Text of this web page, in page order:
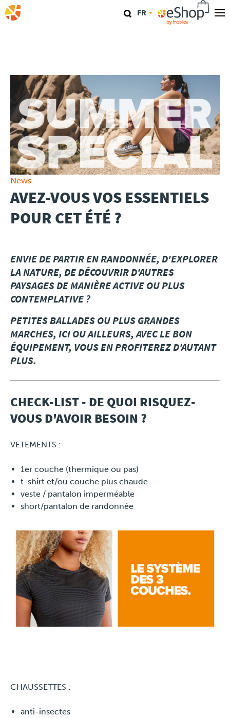
Aller
au
Coaching
Agenda
Clinics
Conférence
Course
Travel
Plus
Jobs
News
TraKKs Team
Partenaires
Presse
FR
News
AVEZ-VOUS VOS ESSENTIELS
POUR CET ÉTÉ ?
ENVIE DE PARTIR EN RANDONNÉE, D'EXPLORER
LA NATURE, DE DÉCOUVRIR D'AUTRES
PAYSAGES DE MANIÈRE ACTIVE OU PLUS
CONTEMPLATIVE ?
PETITES BALLADES OU PLUS GRANDES
MARCHES, ICI OU AILLEURS, AVEC LE BON
ÉQUIPEMENT, VOUS EN PROFITEREZ D'AUTANT
PLUS.
CHECK-LIST - DE QUOI RISQUEZ-
VOUS D'AVOIR BESOIN ?
VETEMENTS :
1er couche (thermique ou pas)
t-shirt et/ou couche plus chaude
veste / pantalon imperméable
short/pantalon de randonnée
CHAUSSETTES :
anti-insectes